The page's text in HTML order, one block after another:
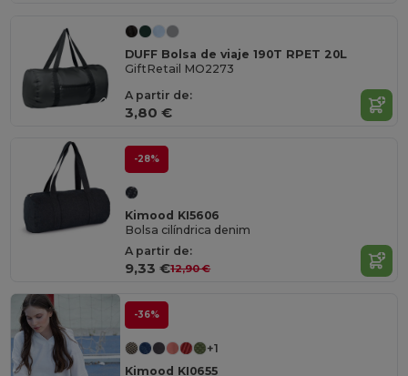
DUFF Bolsa de viaje 190T RPET 20L
GiftRetail MO2273
A partir de:
3,80 €
-28%
Kimood KI5606
Bolsa cilíndrica denim
A partir de:
9,33 €12,90 €
-36%
+1
Kimood KI0655